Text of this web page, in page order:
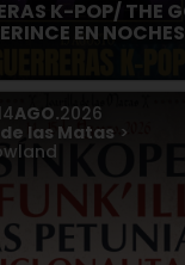
K-POP/ THE
EN
AGO.2026
las Matas >